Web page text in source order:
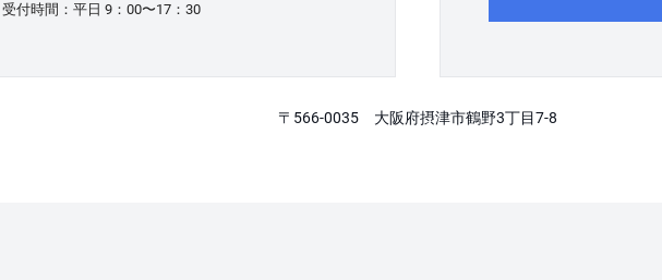
受付時間：平日 9：00〜17：30
〒566-0035 大阪府摂津市鶴野3丁目7-8